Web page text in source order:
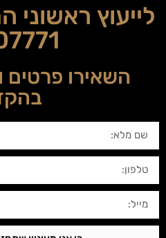
לייעוץ
השאירו פרטים